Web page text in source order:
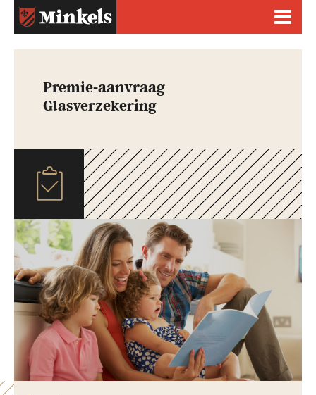
Premie-aanvraag
Glasverzekering